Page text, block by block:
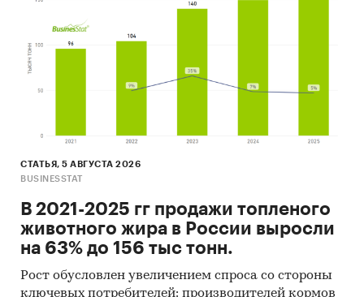
СТАТЬЯ, 5 АВГУСТА 2026
BUSINESSTAT
В 2021-2025 гг продажи топленого
животного жира в России выросли
на 63% до 156 тыс тонн.
Рост обусловлен увеличением спроса со стороны
ключевых потребителей: производителей кормов